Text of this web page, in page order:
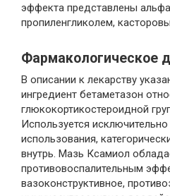
эффекта представлены
пропиленгликолем,
Фармакологическое
В описании к лекарству
ингредиент бетаметазон
глюкокортикостероидной
Используется
использования,
внутрь. Мазь Ксамиол
противовоспалительным
вазоконструктивное,